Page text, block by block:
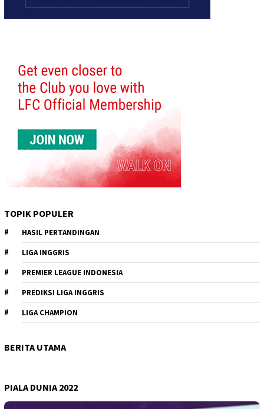
TOPIK POPULER
HASIL PERTANDINGAN
LIGA INGGRIS
PREMIER LEAGUE INDONESIA
PREDIKSI LIGA INGGRIS
LIGA CHAMPION
BERITA UTAMA
PIALA DUNIA 2022